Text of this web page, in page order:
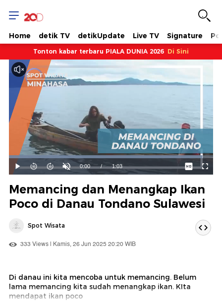
Home detik TV detikUpdate Live TV Signature
Tonton kabar terbaru PIALA DUNIA 2026 Di Sini
Mainkan
Suara
Hidup
Waktu
0:00 / Durasi
1:03
Dimuat:
94.61%
Memancing dan Menangkap Ikan
Poco di Danau Tondano Sulawesi
Spot Wisata
333 Views | Kamis, 26 Jun 2025 20:20 WIB
Di danau ini kita mencoba untuk memancing. Belum
lama memancing kita sudah menangkap ikan. KIta
mendapat ikan poco